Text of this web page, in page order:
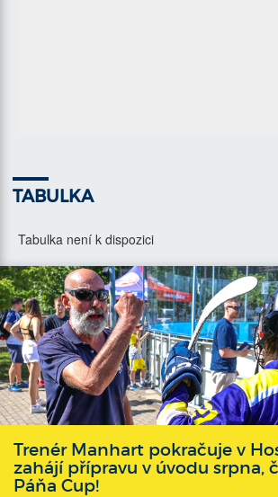
TABULKA
Tabulka není k dispozici
Trenér Manhart pokračuje v
zahájí přípravu v úvodu srpna,
Páňa Cup!